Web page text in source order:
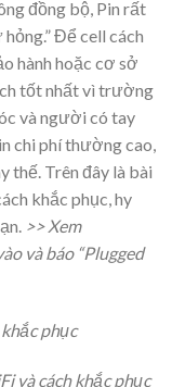
đồng bộ, Pin rất
Để cell cách
hành hoặc cơ sở
tốt nhất vì trường
và người có tay
chi phí thường cao,
thế. Trên đây là bài
khắc phục, hy
>> Xem
và báo “Plugged
phục
và cách khắc phục